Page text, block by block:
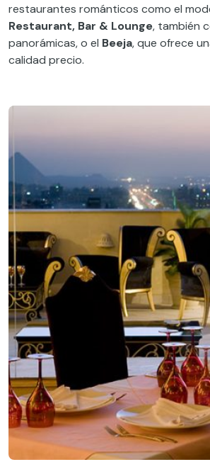
restaurantes románticos como el
Restaurant, Bar & Lounge, también
panorámicas, o el Beeja, que ofrece
calidad precio.